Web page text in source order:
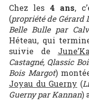
Chez les 4 ans,
(propriété de Gérard
Belle Bulle par
Héteau, qui
suivie de June’Ka
Castagné, Qlassic
Bois Margot)
Joyau du Guerny (
Guerny par Kannan)